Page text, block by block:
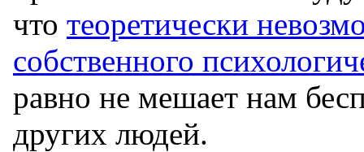
что теоретически
собственного
равно не мешает нам
других людей.